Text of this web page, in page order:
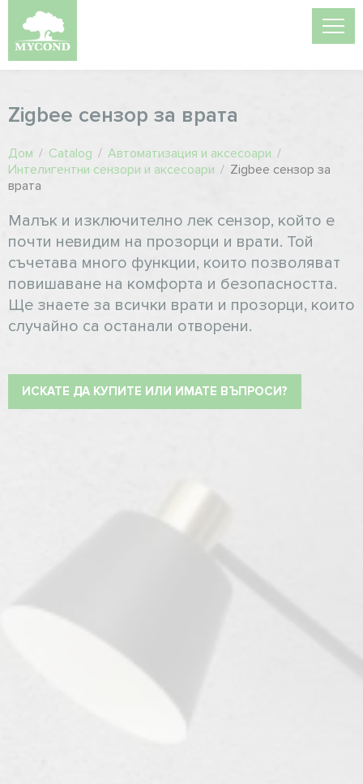
Zigbee сензор за врата
Дом / Catalog / Автоматизация и аксесоари /
Интелигентни сензори и аксесоари / Zigbee сензор за
врата
Малък и изключително лек сензор, който е
почти невидим на прозорци и врати. Той
съчетава много функции, които позволяват
повишаване на комфорта и безопасността.
Ще знаете за всички врати и прозорци, които
случайно са останали отворени.
ИСКАТЕ ДА КУПИТЕ ИЛИ ИМАТЕ ВЪПРОСИ?